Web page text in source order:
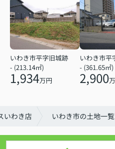
いわき市平字旧城跡
- (213.14㎡)
1,934万円
いわき市平
- (361.65㎡)
2,900
いわき店 いわき市の土地一覧